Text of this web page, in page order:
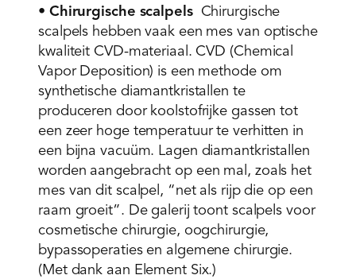
• Chirurgische scalpelsChirurgische
scalpels hebben vaak een mes van optische
kwaliteit CVD-materiaal. CVD (Chemical
Vapor Deposition) is een methode om
synthetische diamantkristallen te
produceren door koolstofrijke gassen tot
een zeer hoge temperatuur te verhitten in
een bijna vacuüm. Lagen diamantkristallen
worden aangebracht op een mal, zoals het
mes van dit scalpel, “net als rijp die op een
raam groeit”. De galerij toont scalpels voor
cosmetische chirurgie, oogchirurgie,
bypassoperaties en algemene chirurgie.
(Met dank aan Element Six.)